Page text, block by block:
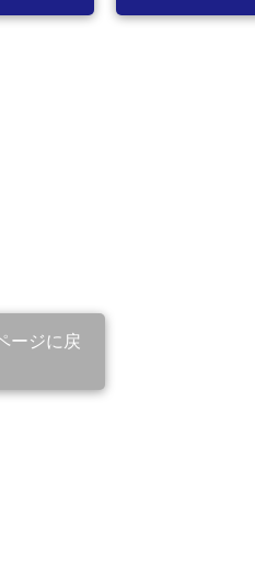
ージに戻